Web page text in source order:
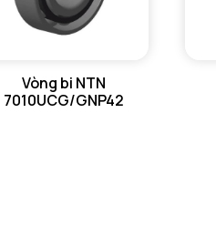
Vòng bi NTN
7010UCG/GNP42